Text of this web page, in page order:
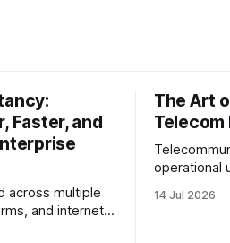
Faster, and
across multiple
and internet
The Art
operational
enterprise
14 Jul 2026